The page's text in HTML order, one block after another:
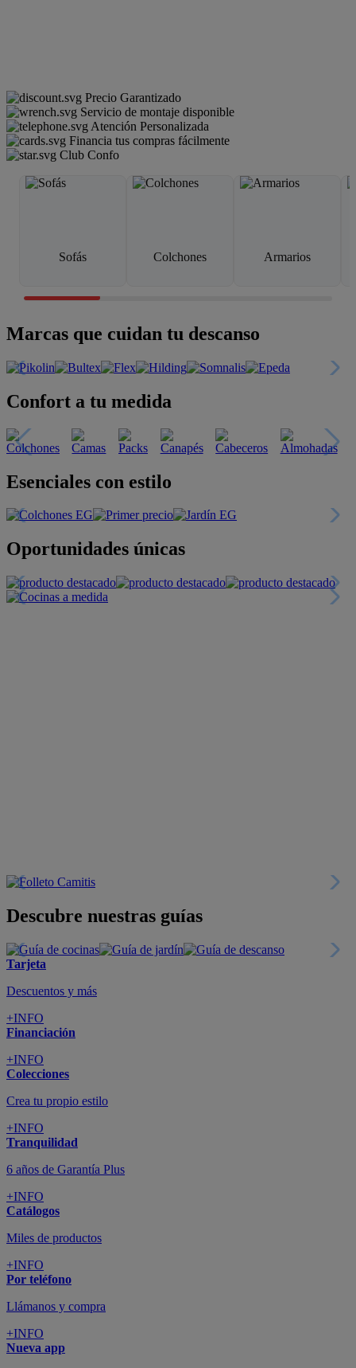
Precio Garantizado
Servicio de montaje disponible
Atención Personalizada
Financia tus compras fácilmente
Club Confo
Sofás Colchones Armarios
Marcas que cuidan tu descanso
Confort a tu medida
Esenciales con estilo
Oportunidades únicas
Descubre nuestras guías
Tarjeta
Descuentos y más
+INFO
Financiación
+INFO
Colecciones
Crea tu propio estilo
+INFO
Tranquilidad
6 años de Garantía Plus
+INFO
Catálogos
Miles de productos
+INFO
Por teléfono
Llámanos y compra
+INFO
Nueva app